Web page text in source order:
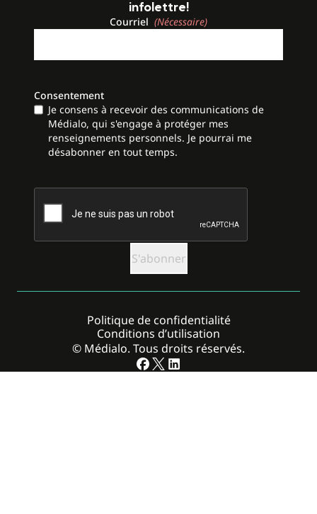
infolettre!
Courriel (Nécessaire)
Consentement
Je consens à recevoir des communications de
Médialo, qui s'engage à protéger mes
renseignements personnels. Je pourrai me
désabonner en tout temps.
© Médialo. Tous droits réservés.
Politique de confidentialité
Conditions d’utilisation